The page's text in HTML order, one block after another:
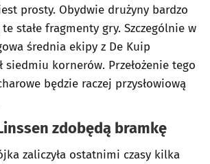
prosty. Obydwie drużyny bardzo
stałe fragmenty gry. Szczególnie w
średnia ekipy z De Kuip
siedmiu kornerów. Przełożenie tego
będzie raczej przysłowiową
zdobędą bramkę
zaliczyła ostatnimi czasy kilka